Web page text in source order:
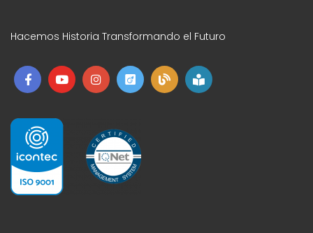
Hacemos Historia Transformando el Futuro